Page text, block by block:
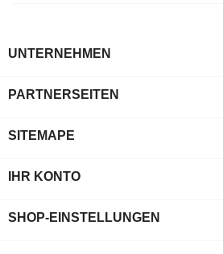
UNTERNEHMEN
PARTNERSEITEN
SITEMAPE
IHR KONTO
SHOP-EINSTELLUNGEN